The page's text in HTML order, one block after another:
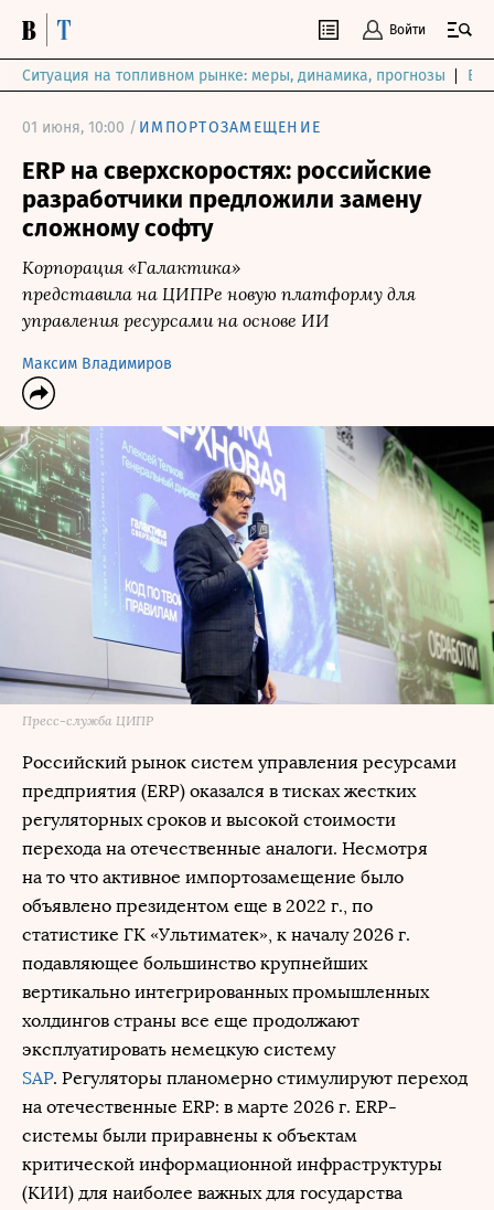
Войти
Ситуация на топливном рынке: меры, динамика, прогнозы
01 июня, 10:00 / ИМПОРТОЗАМЕЩЕНИЕ
ERP на сверхскоростях: российские
разработчики предложили замену
сложному софту
Корпорация «Галактика»
представила на ЦИПРе новую платформу для
управления ресурсами на основе ИИ
Максим Владимиров
Пресс-служба ЦИПР
Российский рынок систем управления ресурсами
предприятия (ERP) оказался в тисках жестких
регуляторных сроков и высокой стоимости
перехода на отечественные аналоги. Несмотря
на то что активное импортозамещение было
объявлено президентом еще в 2022 г., по
статистике ГК «Ультиматек», к началу 2026 г.
подавляющее большинство крупнейших
вертикально интегрированных промышленных
холдингов страны все еще продолжают
эксплуатировать немецкую систему
SAP. Регуляторы планомерно стимулируют переход
на отечественные ERP: в марте 2026 г. ERP-
системы были приравнены к объектам
критической информационной инфраструктуры
(КИИ) для наиболее важных для государства